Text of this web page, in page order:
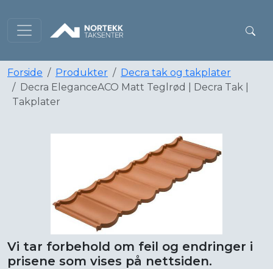
Forside Produkter
Decra tak og takplater
Decra EleganceACO Matt Teglrød | Decra Tak |
Takplater
Vi tar forbehold om feil og endringer i
prisene som vises på nettsiden.